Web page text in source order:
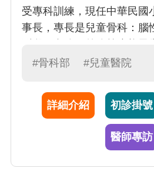
受專科訓練，現任中華民國
事長，專長是兒童骨科：腦
發育不良、長短腳、馬蹄內
科學工程系、英國牛津
國西雅圖華盛頓大學機械工
Harborview 醫學中心等地
痺病童動作分析以及人工踝
#骨科部 #兒童醫院
詳細介紹 初診掛號
醫師專訪